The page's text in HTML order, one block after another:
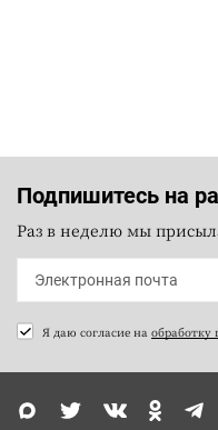
Подпишитесь на
Раз в неделю мы
Я даю согласие на обработку